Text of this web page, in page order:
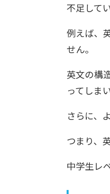
不足して
例えば、
せん。
英文の構
ってしま
さらに、
つまり、
中学生レ